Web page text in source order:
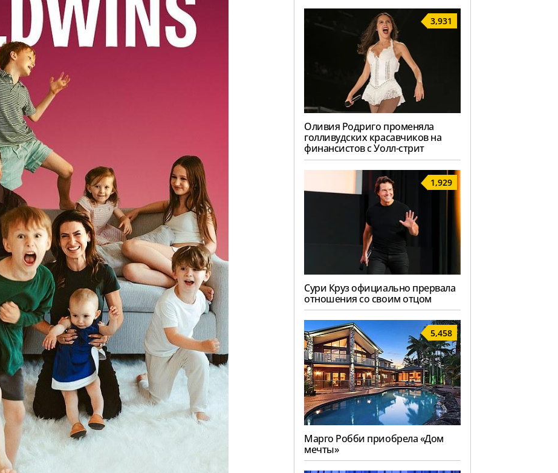
3,931
Оливия Родриго променяла
голливудских красавчиков на
финансистов с Уолл-стрит
1,929
Сури Круз официально прервала
отношения со своим отцом
5,458
Марго Робби приобрела «Дом
мечты»